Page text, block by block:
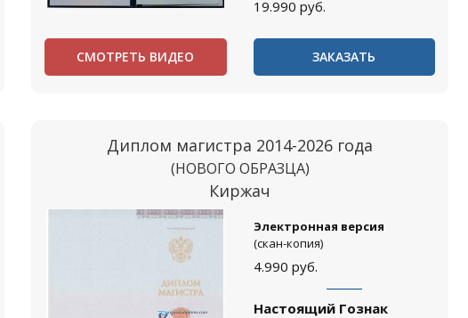
19.990 руб.
СМОТРЕТЬ ВИДЕО ЗАКАЗАТЬ
Диплом магистра 2014-2026 года
(НОВОГО ОБРАЗЦА)
Киржач
Электронная версия
(скан-копия)
4.990 руб.
Настоящий Гознак